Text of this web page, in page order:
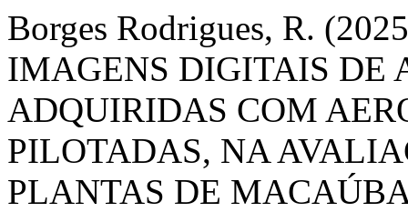
Borges Rodrigues, R.
IMAGENS DIGITAIS DE
ADQUIRIDAS COM
PILOTADAS, NA
PLANTAS DE